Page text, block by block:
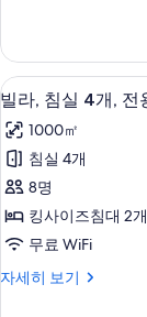
영
장
사
진
모
두
보
기
3
개,
전
수
영
장
자
세
히
보
기
빌
라,
침
실
4
개,
전
용
16
빌라, 침실 4개, 전
1000㎡
침실 4개
8명
킹사이즈침대 2
무료 WiFi
자세히 보기
빌